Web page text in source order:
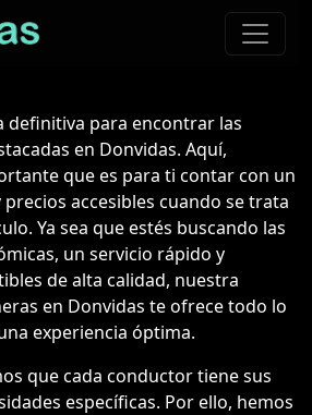
definitiva para encontrar las
en Donvidas. Aquí,
que es para ti contar con un
accesibles cuando se trata
Ya sea que estés buscando las
un servicio rápido y
de alta calidad, nuestra
en Donvidas te ofrece todo lo
experiencia óptima.
que cada conductor tiene sus
específicas. Por ello, hemos